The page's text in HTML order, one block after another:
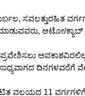
ಸವಲತ್ತುರಹಿತ
ಆಟೋ/ಕ್ಯಾಬ್
ದಿನಗಳವರೆಗೆ
ವಲಯದ 11